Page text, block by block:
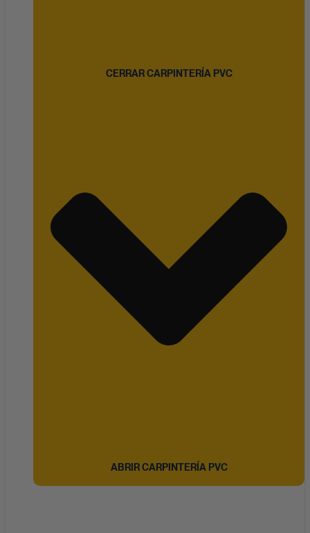
CERRAR CARPINTERÍA PVC
ABRIR CARPINTERÍA PVC